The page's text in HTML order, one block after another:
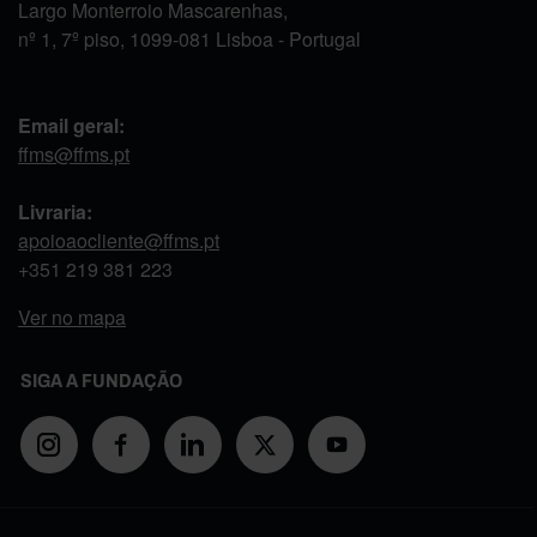
Largo Monterroio Mascarenhas,
nº 1, 7º piso, 1099-081 Lisboa - Portugal
Email geral:
ffms@ffms.pt
Livraria:
apoioaocliente@ffms.pt
+351 219 381 223
Ver no mapa
SIGA A FUNDAÇÃO